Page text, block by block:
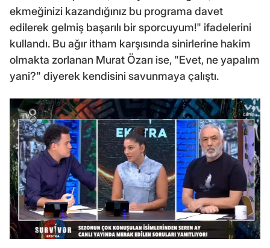
ekmeğinizi kazandığınız bu programa davet
edilerek gelmiş başarılı bir sporcuyum!" ifadelerini
kullandı. Bu ağır itham karşısında sinirlerine hakim
olmakta zorlanan Murat Özarı ise, "Evet, ne yapalım
yani?" diyerek kendisini savunmaya çalıştı.